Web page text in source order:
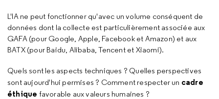
L'IA ne peut fonctionner qu'avec un volume conséquent de
données dont la collecte est particulièrement associée aux
GAFA (pour Google, Apple, Facebooket Amazon) et aux
BATX (pour Baidu, Alibaba, Tencent et Xiaomi).
Quels sont les aspects techniques ? Quelles perspectives
sont aujourd'hui permises ? Comment respecter un cadre
éthique favorable aux valeurs humaines ?